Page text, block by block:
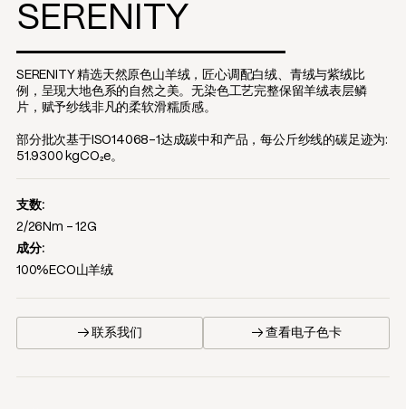
SERENITY
SERENITY 精选天然原色山羊绒，匠心调配白绒、青绒与紫绒比
例，呈现大地色系的自然之美。无染色工艺完整保留羊绒表层鳞
片，赋予纱线非凡的柔软滑糯质感。
部分批次基于ISO14068-1达成碳中和产品，每公斤纱线的碳足迹为:
51.9300 kgCO₂e。
支数:
2/26Nm - 12G
成分:
100%ECO山羊绒
→ 联系我们 → 查看电子色卡